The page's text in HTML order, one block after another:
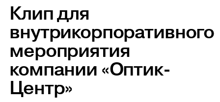
Клип для
внутрикорпоративного
мероприятия
компании «Оптик-
Центр»